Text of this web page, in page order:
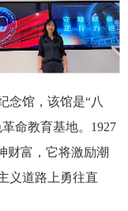
念馆，该馆是“八
命教育基地。1927
财富，它将激励潮
义道路上勇往直